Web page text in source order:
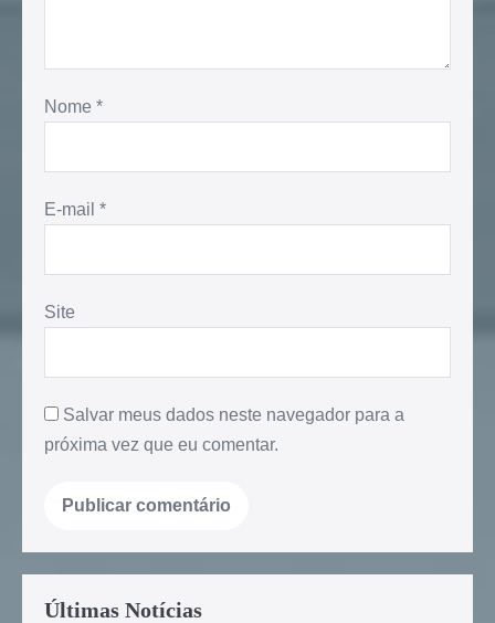
Nome *
E-mail *
Site
Salvar meus dados neste navegador para a
próxima vez que eu comentar.
Últimas Notícias